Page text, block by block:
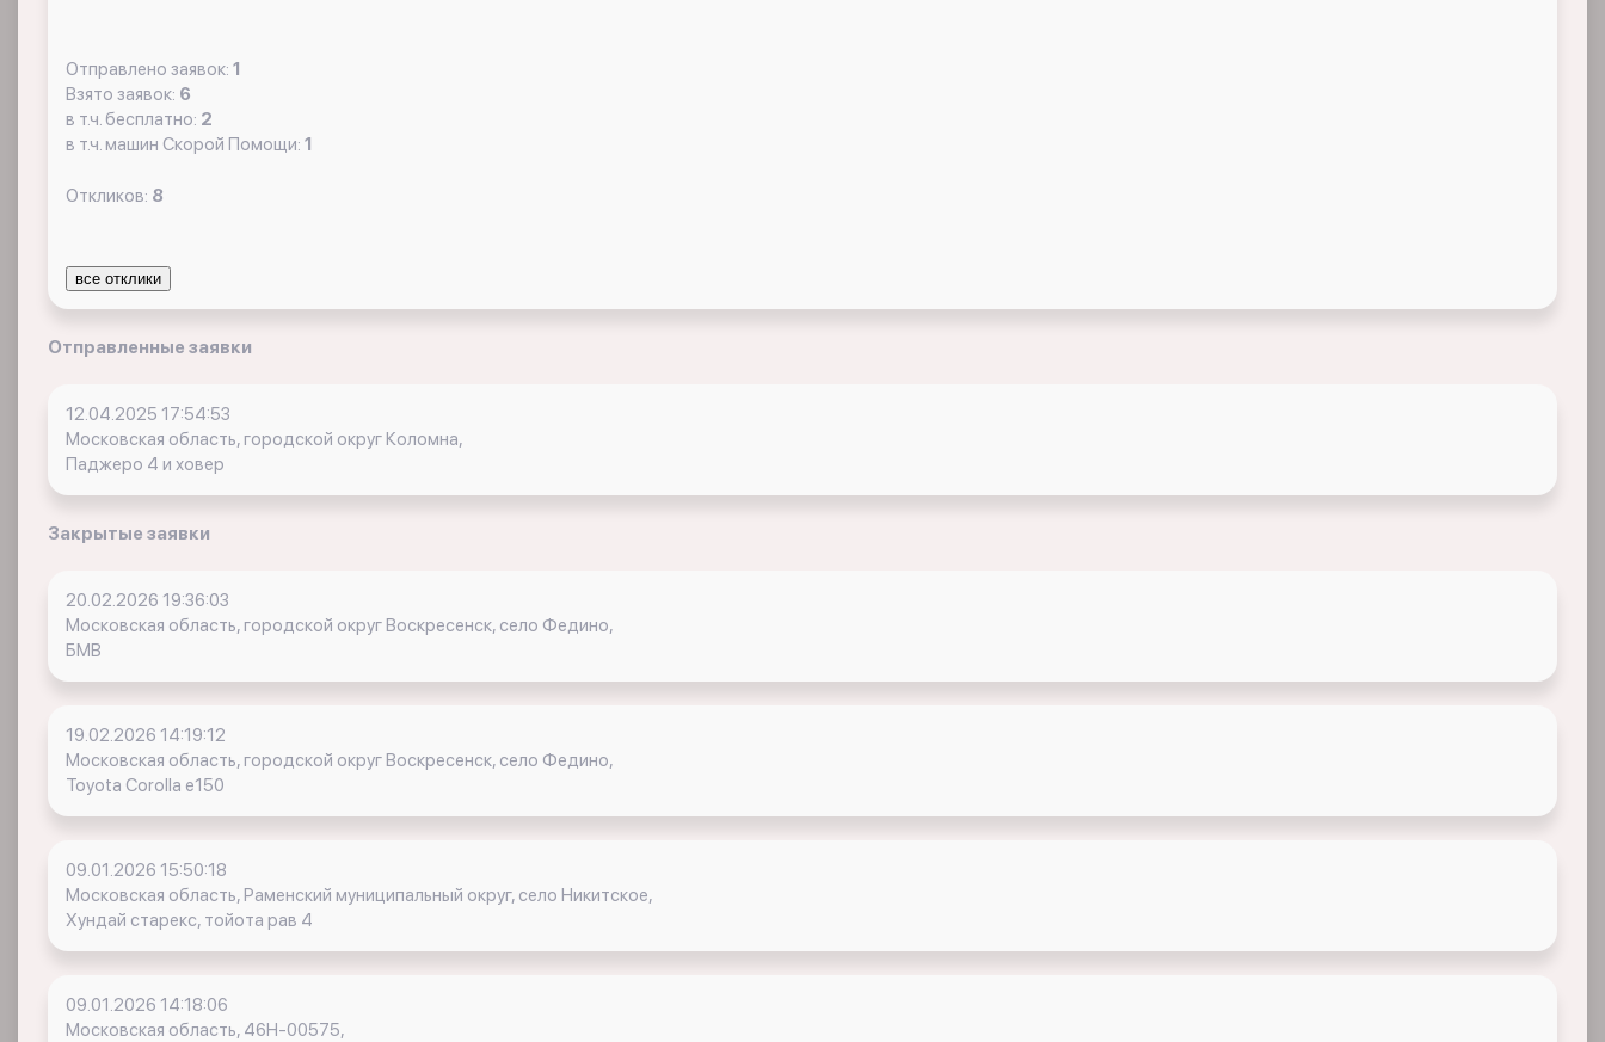
Отправлено заявок: 1
Взято заявок: 6
в т.ч. бесплатно: 2
в т.ч. машин Скорой Помощи: 1
Откликов: 8
все отклики
Отправленные заявки
12.04.2025 17:54:53
Московская область, городской округ Коломна,
Паджеро 4 и ховер
Закрытые заявки
20.02.2026 19:36:03
Московская область, городской округ Воскресенск, село Федино,
БМВ
19.02.2026 14:19:12
Московская область, городской округ Воскресенск, село Федино,
Toyota Corolla e150
09.01.2026 15:50:18
Московская область, Раменский муниципальный округ, село Никитское,
Хундай старекс, тойота рав 4
09.01.2026 14:18:06
Московская область, 46Н-00575,